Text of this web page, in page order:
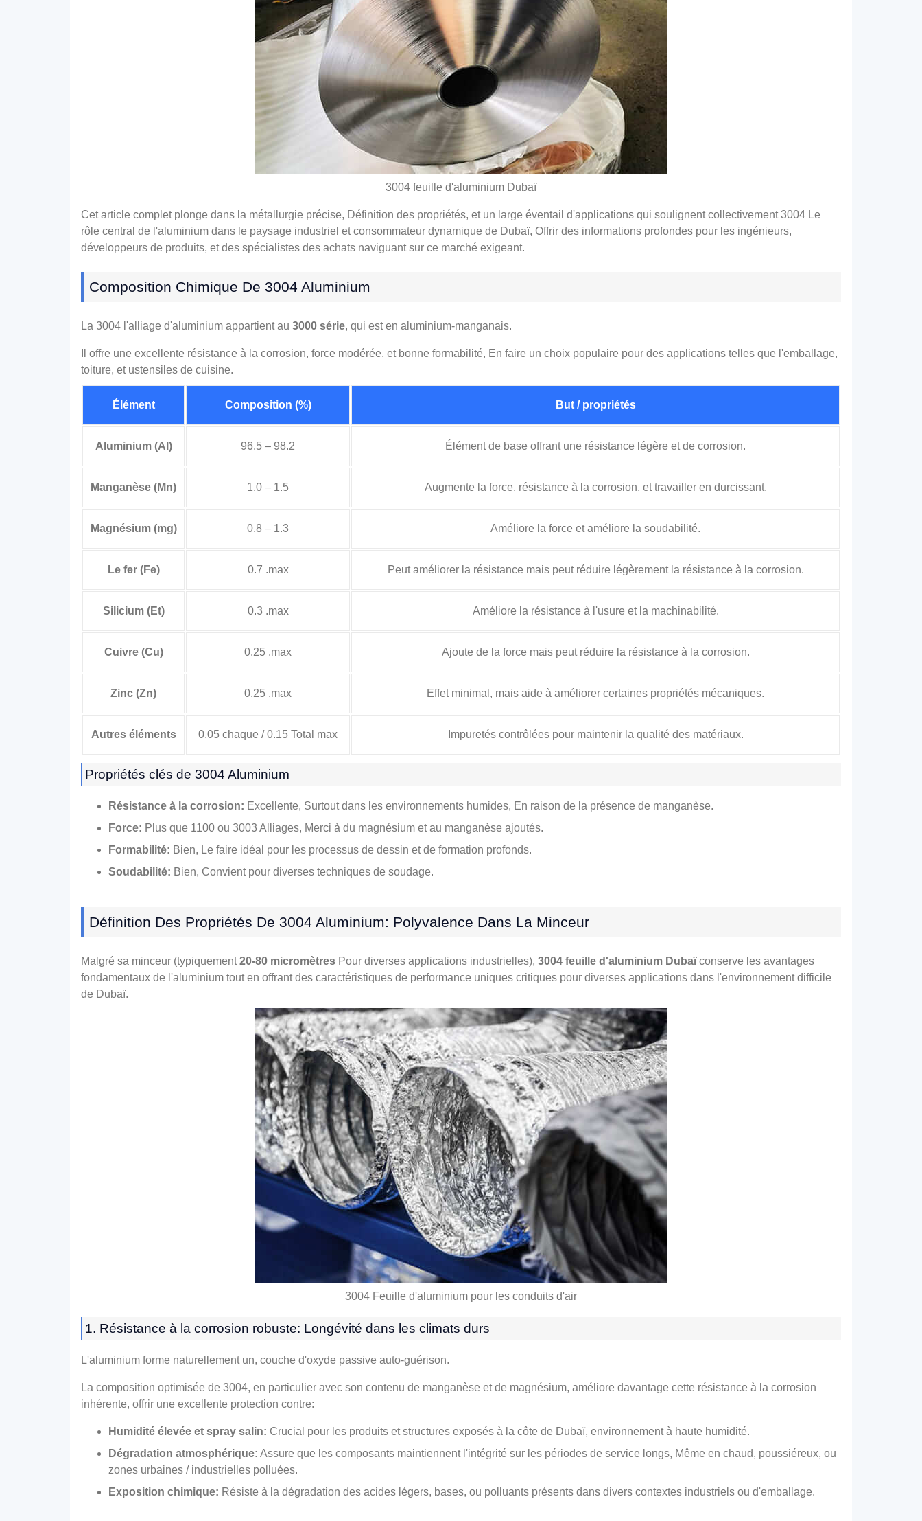
3004 feuille d'aluminium Dubaï
Cet article complet plonge dans la métallurgie précise, Définition des propriétés, et un large éventail d'applications qui soulignent collectivement 3004 Le
rôle central de l'aluminium dans le paysage industriel et consommateur dynamique de Dubaï, Offrir des informations profondes pour les ingénieurs,
développeurs de produits, et des spécialistes des achats naviguant sur ce marché exigeant.
Composition Chimique De 3004 Aluminium
La 3004 l'alliage d'aluminium appartient au 3000 série, qui est en aluminium-manganais.
Il offre une excellente résistance à la corrosion, force modérée, et bonne formabilité, En faire un choix populaire pour des applications telles que l'emballage,
toiture, et ustensiles de cuisine.
Élément Composition (%) But / propriétés
Aluminium (Al) 96.5 – 98.2 Élément de base offrant une résistance légère et de corrosion.
Manganèse (Mn) 1.0 – 1.5 Augmente la force, résistance à la corrosion, et travailler en durcissant.
Magnésium (mg) 0.8 – 1.3 Améliore la force et améliore la soudabilité.
Le fer (Fe) 0.7 .max Peut améliorer la résistance mais peut réduire légèrement la résistance à la corrosion.
Silicium (Et) 0.3 .max Améliore la résistance à l'usure et la machinabilité.
Cuivre (Cu) 0.25 .max Ajoute de la force mais peut réduire la résistance à la corrosion.
Zinc (Zn) 0.25 .max Effet minimal, mais aide à améliorer certaines propriétés mécaniques.
Autres éléments 0.05 chaque / 0.15 Total max Impuretés contrôlées pour maintenir la qualité des matériaux.
Propriétés clés de 3004 Aluminium
Résistance à la corrosion: Excellente, Surtout dans les environnements humides, En raison de la présence de manganèse.
Force: Plus que 1100 ou 3003 Alliages, Merci à du magnésium et au manganèse ajoutés.
Formabilité: Bien, Le faire idéal pour les processus de dessin et de formation profonds.
Soudabilité: Bien, Convient pour diverses techniques de soudage.
Définition Des Propriétés De 3004 Aluminium: Polyvalence Dans La Minceur
Malgré sa minceur (typiquement20-80 micromètres Pour diverses applications industrielles), 3004 feuille d'aluminium Dubaïconserve les avantages
fondamentaux de l'aluminium tout en offrant des caractéristiques de performance uniques critiques pour diverses applications dans l'environnement difficile
de Dubaï.
3004 Feuille d'aluminium pour les conduits d'air
1. Résistance à la corrosion robuste: Longévité dans les climats durs
L'aluminium forme naturellement un, couche d'oxyde passive auto-guérison.
La composition optimisée de 3004, en particulier avec son contenu de manganèse et de magnésium, améliore davantage cette résistance à la corrosion
inhérente, offrir une excellente protection contre:
Humidité élevée et spray salin: Crucial pour les produits et structures exposés à la côte de Dubaï, environnement à haute humidité.
Dégradation atmosphérique: Assure que les composants maintiennent l'intégrité sur les périodes de service longs, Même en chaud, poussiéreux, ou
zones urbaines / industrielles polluées.
Exposition chimique: Résiste à la dégradation des acides légers, bases, ou polluants présents dans divers contextes industriels ou d'emballage.